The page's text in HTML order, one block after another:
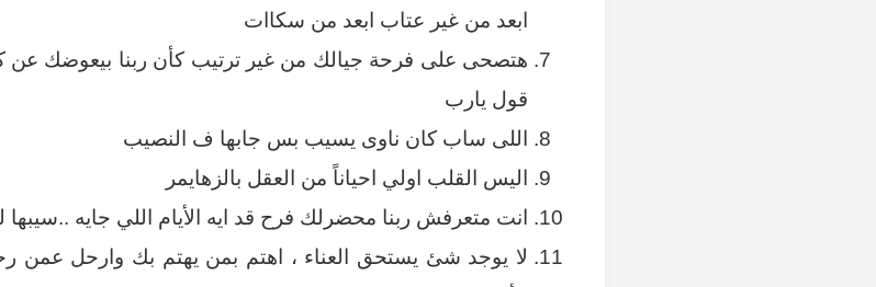
ابعد من غير عتاب ابعد من سكاات
‏هتصحى على فرحة جيالك من غير ترتيب كأن ربنا بيعوضك عن
قول يارب
اللى ساب كان ناوى يسيب بس جابها ف النصيب
اليس القلب اولي احياناً من العقل بالزهايمر
انت متعرفش ربنا محضرلك فرح قد ايه الأيام اللي جايه ..سيبها
لا يوجد شئ يستحق العناء ، اهتم بمن يهتم بك وارحل عمن